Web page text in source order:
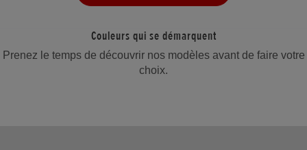
Couleurs qui se démarquent
Prenez le temps de découvrir nos modèles avant de faire votre
choix.